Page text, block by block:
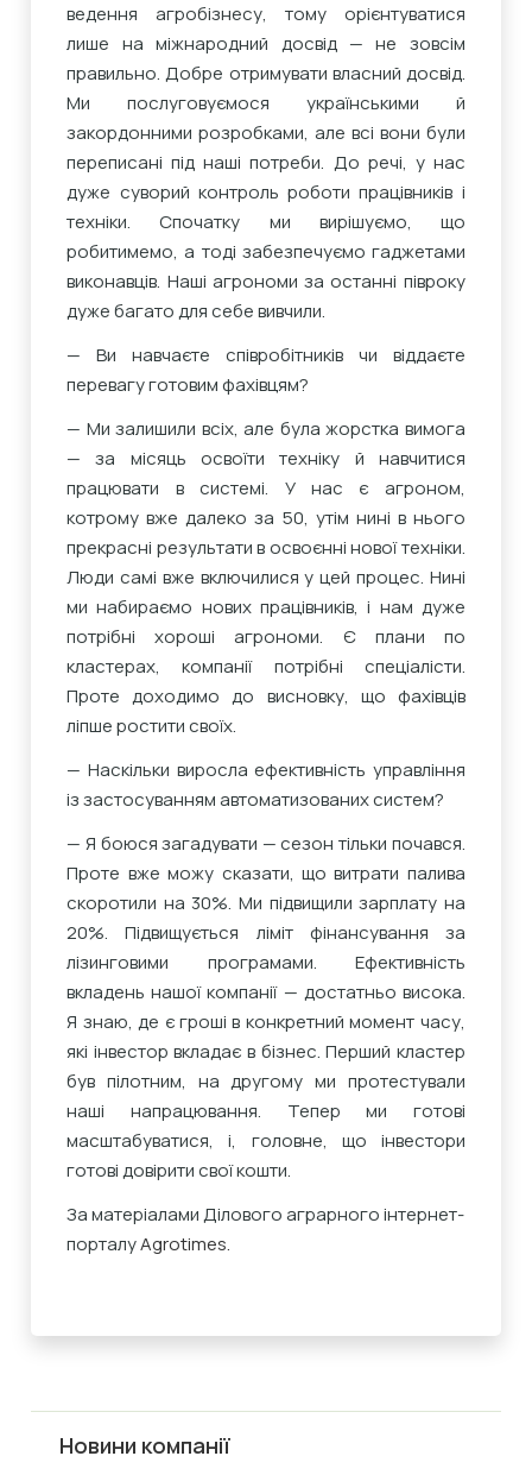
ведення агробізнесу, тому орієнтуватися
лише на міжнародний досвід — не зовсім
правильно. Добре отримувати власний досвід.
Ми послуговуємося українськими й
закордонними розробками, але всі вони були
переписані під наші потреби. До речі, у нас
дуже суворий контроль роботи працівників і
техніки. Спочатку ми вирішуємо, що
робитимемо, а тоді забезпечуємо гаджетами
виконавців. Наші агрономи за останні півроку
дуже багато для себе вивчили.
— Ви навчаєте співробітників чи віддаєте
перевагу готовим фахівцям?
— Ми залишили всіх, але була жорстка вимога
— за місяць освоїти техніку й навчитися
працювати в системі. У нас є агроном,
котрому вже далеко за 50, утім нині в нього
прекрасні результати в освоєнні нової техніки.
Люди самі вже включилися у цей процес. Нині
ми набираємо нових працівників, і нам дуже
потрібні хороші агрономи. Є плани по
кластерах, компанії потрібні спеціалісти.
Проте доходимо до висновку, що фахівців
ліпше ростити своїх.
— Наскільки виросла ефективність управління
із застосуванням автоматизованих систем?
— Я боюся загадувати — сезон тільки почався.
Проте вже можу сказати, що витрати палива
скоротили на 30%. Ми підвищили зарплату на
20%. Підвищується ліміт фінансування за
лізинговими програмами. Ефективність
вкладень нашої компанії — достатньо висока.
Я знаю, де є гроші в конкретний момент часу,
які інвестор вкладає в бізнес. Перший кластер
був пілотним, на другому ми протестували
наші напрацювання. Тепер ми готові
масштабуватися, і, головне, що інвестори
готові довірити свої кошти.
За матеріалами Ділового аграрного інтернет-
порталуAgrotimes.
Новини компанії